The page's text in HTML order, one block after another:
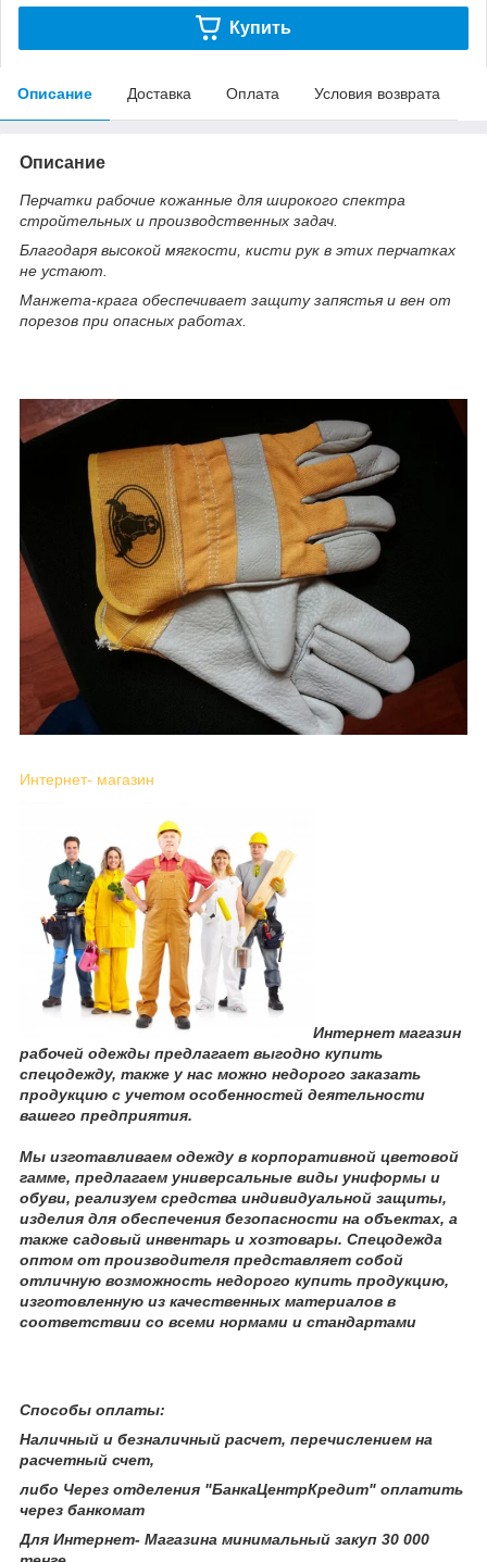
Купить
Описание Доставка Оплата Условия возврата
Описание
Перчатки рабочие кожанные для широкого спектра
стройтельных и производственных задач.
Благодаря высокой мягкости, кисти рук в этих перчатках
не устают.
Манжета-крага обеспечивает защиту запястья и вен от
порезов при опасных работах.
Интернет- магазин
Интернет магазин
рабочей одежды предлагает выгодно купить
спецодежду, также у нас можно недорого заказать
продукцию с учетом особенностей деятельности
вашего предприятия.
Мы изготавливаем одежду в корпоративной цветовой
гамме, предлагаем универсальные виды униформы и
обуви, реализуем средства индивидуальной защиты,
изделия для обеспечения безопасности на объектах, а
также садовый инвентарь и хозтовары. Спецодежда
оптом от производителя представляет собой
отличную возможность недорого купить продукцию,
изготовленную из качественных материалов в
соответствии со всеми нормами и стандартами
Способы оплаты:
Наличный и безналичный расчет, перечислением на
расчетный счет,
либо Через отделения "БанкаЦентрКредит" оплатить
через банкомат
Для Интернет- Магазина минимальный закуп 30 000